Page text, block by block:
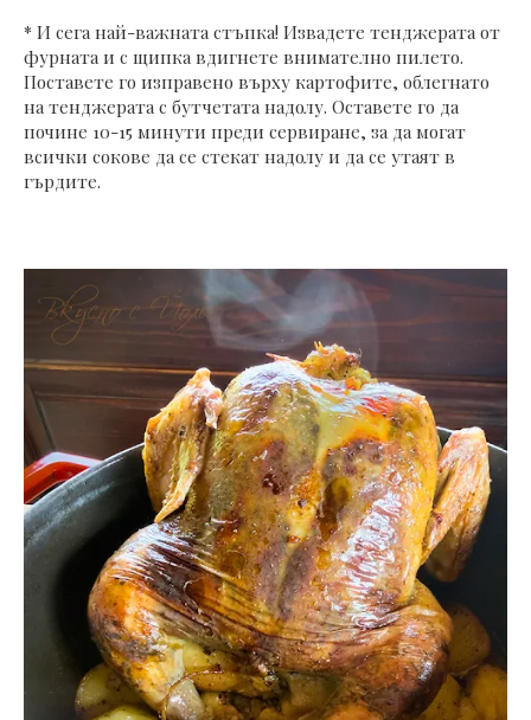
* И сега най-важната стъпка! Извадете тенджерата от
фурната и с щипка вдигнете внимателно пилето.
Поставете го изправено върху картофите, облегнато
на тенджерата с бутчетата надолу. Оставете го да
почине 10-15 минути преди сервиране, за да могат
всички сокове да се стекат надолу и да се утаят в
гърдите.